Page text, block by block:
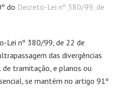
do Decreto-Lei nº 380/99, de
Lei nº 380/99, de 22 de
das divergências
tramitação, e planos ou
se mantém no artigo 91º